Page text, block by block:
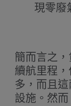
現零廢
簡而言之
續航里程
多，而且
設施。然